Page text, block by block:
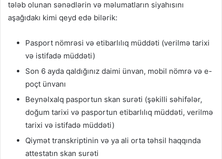
tələb olunan sənədlərin və məlumatların siyahısını
aşağıdakı kimi qeyd edə bilərik:
Pasport nömrəsi və etibarlılıq müddəti (verilmə tarixi
və istifadə müddəti)
Son 6 ayda qaldığınız daimi ünvan, mobil nömrə və e-
poçt ünvanı
Beynəlxalq pasportun skan surəti (şəkilli səhifələr,
doğum tarixi və pasportun etibarlılıq müddəti, verilmə
tarixi və istifadə müddəti)
Qiymət transkriptinin və ya ali orta təhsil haqqında
attestatın skan surəti